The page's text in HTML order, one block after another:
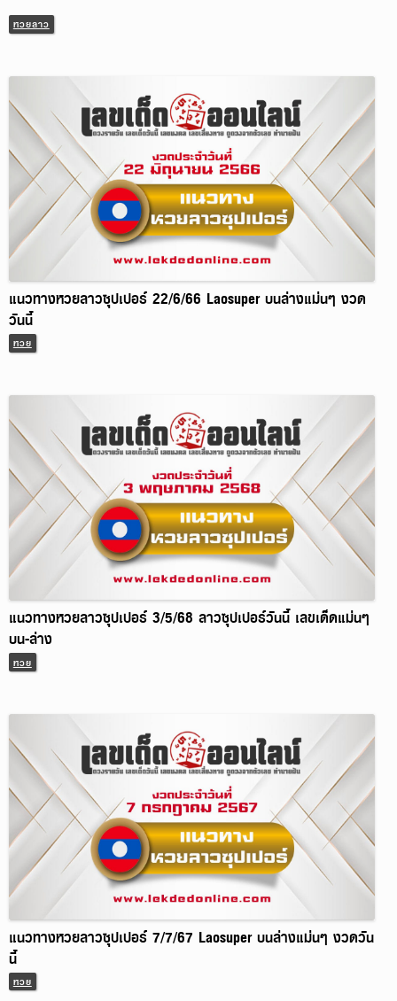
หวยลาว
แนวทางหวยลาวซุปเปอร์ 22/6/66 Laosuper บนล่างแม่นๆ งวด
วันนี้
หวย
แนวทางหวยลาวซุปเปอร์ 3/5/68 ลาวซุปเปอร์วันนี้ เลขเด็ดแม่นๆ
บน-ล่าง
หวย
แนวทางหวยลาวซุปเปอร์ 7/7/67 Laosuper บนล่างแม่นๆ งวดวัน
นี้
หวย